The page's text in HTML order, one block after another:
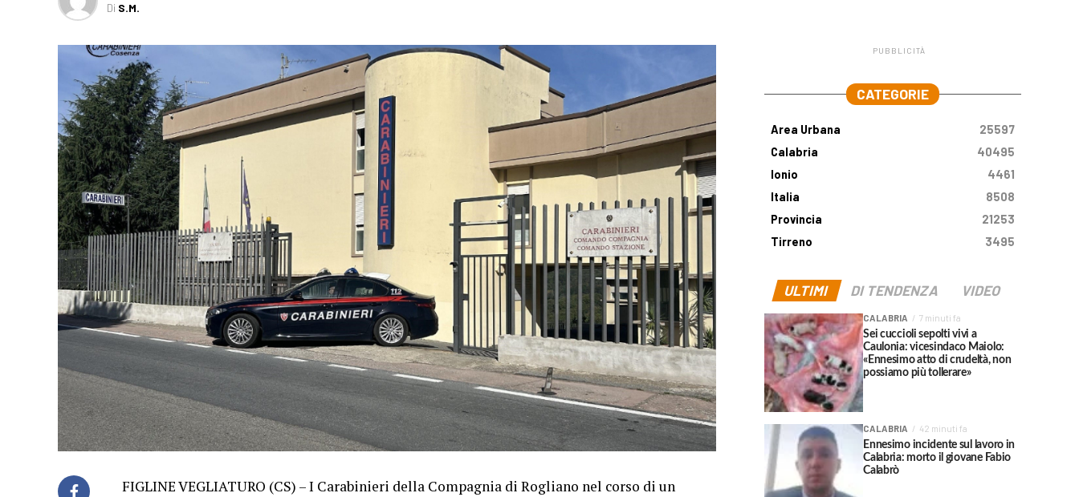
Di S.M.
FIGLINE VEGLIATURO (CS) – I Carabinieri della Compagnia di Rogliano nel corso di un
PUBBLICITÀ
CATEGORIE
Area Urbana
25597
Calabria
40495
Ionio
4461
Italia
8508
Provincia
21253
Tirreno
3495
ULTIMI DI TENDENZA VIDEO
CALABRIA 7 minuti fa
Sei cuccioli sepolti vivi a
Caulonia: vicesindaco Maiolo:
«Ennesimo atto di crudeltà, non
possiamo più tollerare»
CALABRIA 42 minuti fa
Ennesimo incidente sul lavoro in
Calabria: morto il giovane Fabio
Calabrò